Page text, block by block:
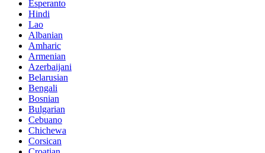
Esperanto
Hindi
Lao
Albanian
Amharic
Armenian
Azerbaijani
Belarusian
Bengali
Bosnian
Bulgarian
Cebuano
Chichewa
Corsican